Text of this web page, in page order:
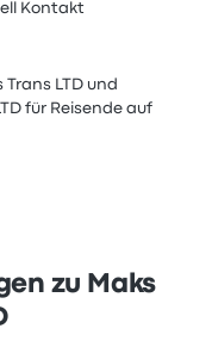
Kontakt
LTD und
für Reisende auf
zu Maks